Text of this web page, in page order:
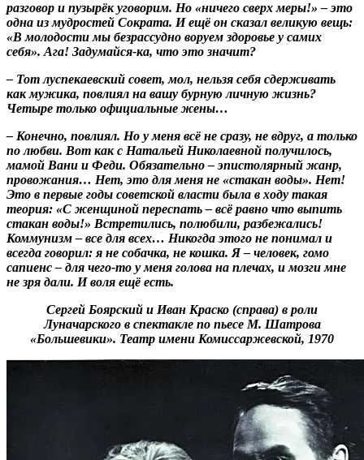
разговор и пузырёк уговорим. Но «ничего сверх меры!» – это
одна из мудростей Сократа. И ещё он сказал великую вещь:
«В молодости мы безрассудно воруем здоровье у самих
себя». Ага! Задумайся-ка, что это значит?
– Тот луспекаевский совет, мол, нельзя себя сдерживать
как мужика, повлиял на вашу бурную личную жизнь?
Четыре только официальные жены…
– Конечно, повлиял. Но у меня всё не сразу, не вдруг, а только
по любви. Вот как с Натальей Николаевной получилось,
мамой Вани и Феди. Обязательно – эпистолярный жанр,
провожания… Нет, это для меня не «стакан воды». Нет!
Это в первые годы советской власти была в ходу такая
теория: «С женщиной переспать – всё равно что выпить
стакан воды!» Встретились, полюбили, разбежались!
Коммунизм – все для всех… Никогда этого не понимал и
всегда говорил: я не собачка, не кошка. Я – человек, гомо
сапиенс – для чего-то у меня голова на плечах, и мозги мне
не зря дали. И воля ещё есть.
Сергей Боярский и Иван Краско (справа) в роли
Луначарского в спектакле по пьесе М. Шатрова
«Большевики». Театр имени Комиссаржевской, 1970